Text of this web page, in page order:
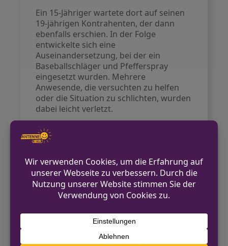
Ein 15-Jähriger wartete dort auf seinen
19-jährigen Kontrahenten, der dann
ebenfalls erschien. In der Folge
entwickelte sich eine
Auseinandersetzung, bei der ein
Baseballschläger und Pfefferspray
eingesetzt wurden. Mehrere
Anwesende, die versuchten zu helfen
oder die Situation zu schlichten, wurden
dabei leicht verletzt.
Die Polizei wurde schnell mobilisiert und
war mit mehreren Fahrzeugen am
ermittelt werden. Die Ermittlungen zum
genauen Hergang des Vorfalls dauern
an.
VORHERIGER BEITRAG
Widerstand nach Ladendiebstahl in